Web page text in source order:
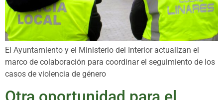
El Ayuntamiento y el Ministerio del Interior actualizan el
marco de colaboración para coordinar el seguimiento de los
casos de violencia de género